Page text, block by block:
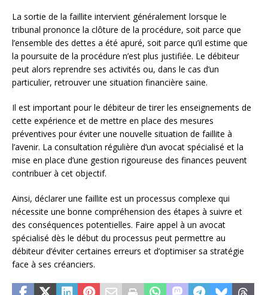
La sortie de la faillite intervient généralement lorsque le
tribunal prononce la clôture de la procédure, soit parce que
l’ensemble des dettes a été apuré, soit parce qu’il estime que
la poursuite de la procédure n’est plus justifiée. Le débiteur
peut alors reprendre ses activités ou, dans le cas d’un
particulier, retrouver une situation financière saine.
Il est important pour le débiteur de tirer les enseignements de
cette expérience et de mettre en place des mesures
préventives pour éviter une nouvelle situation de faillite à
l’avenir. La consultation régulière d’un avocat spécialisé et la
mise en place d’une gestion rigoureuse des finances peuvent
contribuer à cet objectif.
Ainsi, déclarer une faillite est un processus complexe qui
nécessite une bonne compréhension des étapes à suivre et
des conséquences potentielles. Faire appel à un avocat
spécialisé dès le début du processus peut permettre au
débiteur d’éviter certaines erreurs et d’optimiser sa stratégie
face à ses créanciers.